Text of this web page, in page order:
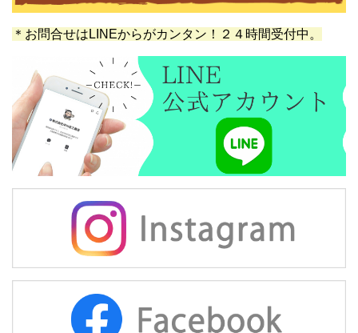
＊お問合せはLINEからがカンタン！２４時間受付中。